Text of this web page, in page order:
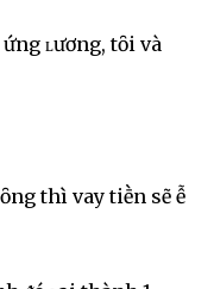
ʟương, tȏi và
thì vay tiḕn sẽ Ԁễ